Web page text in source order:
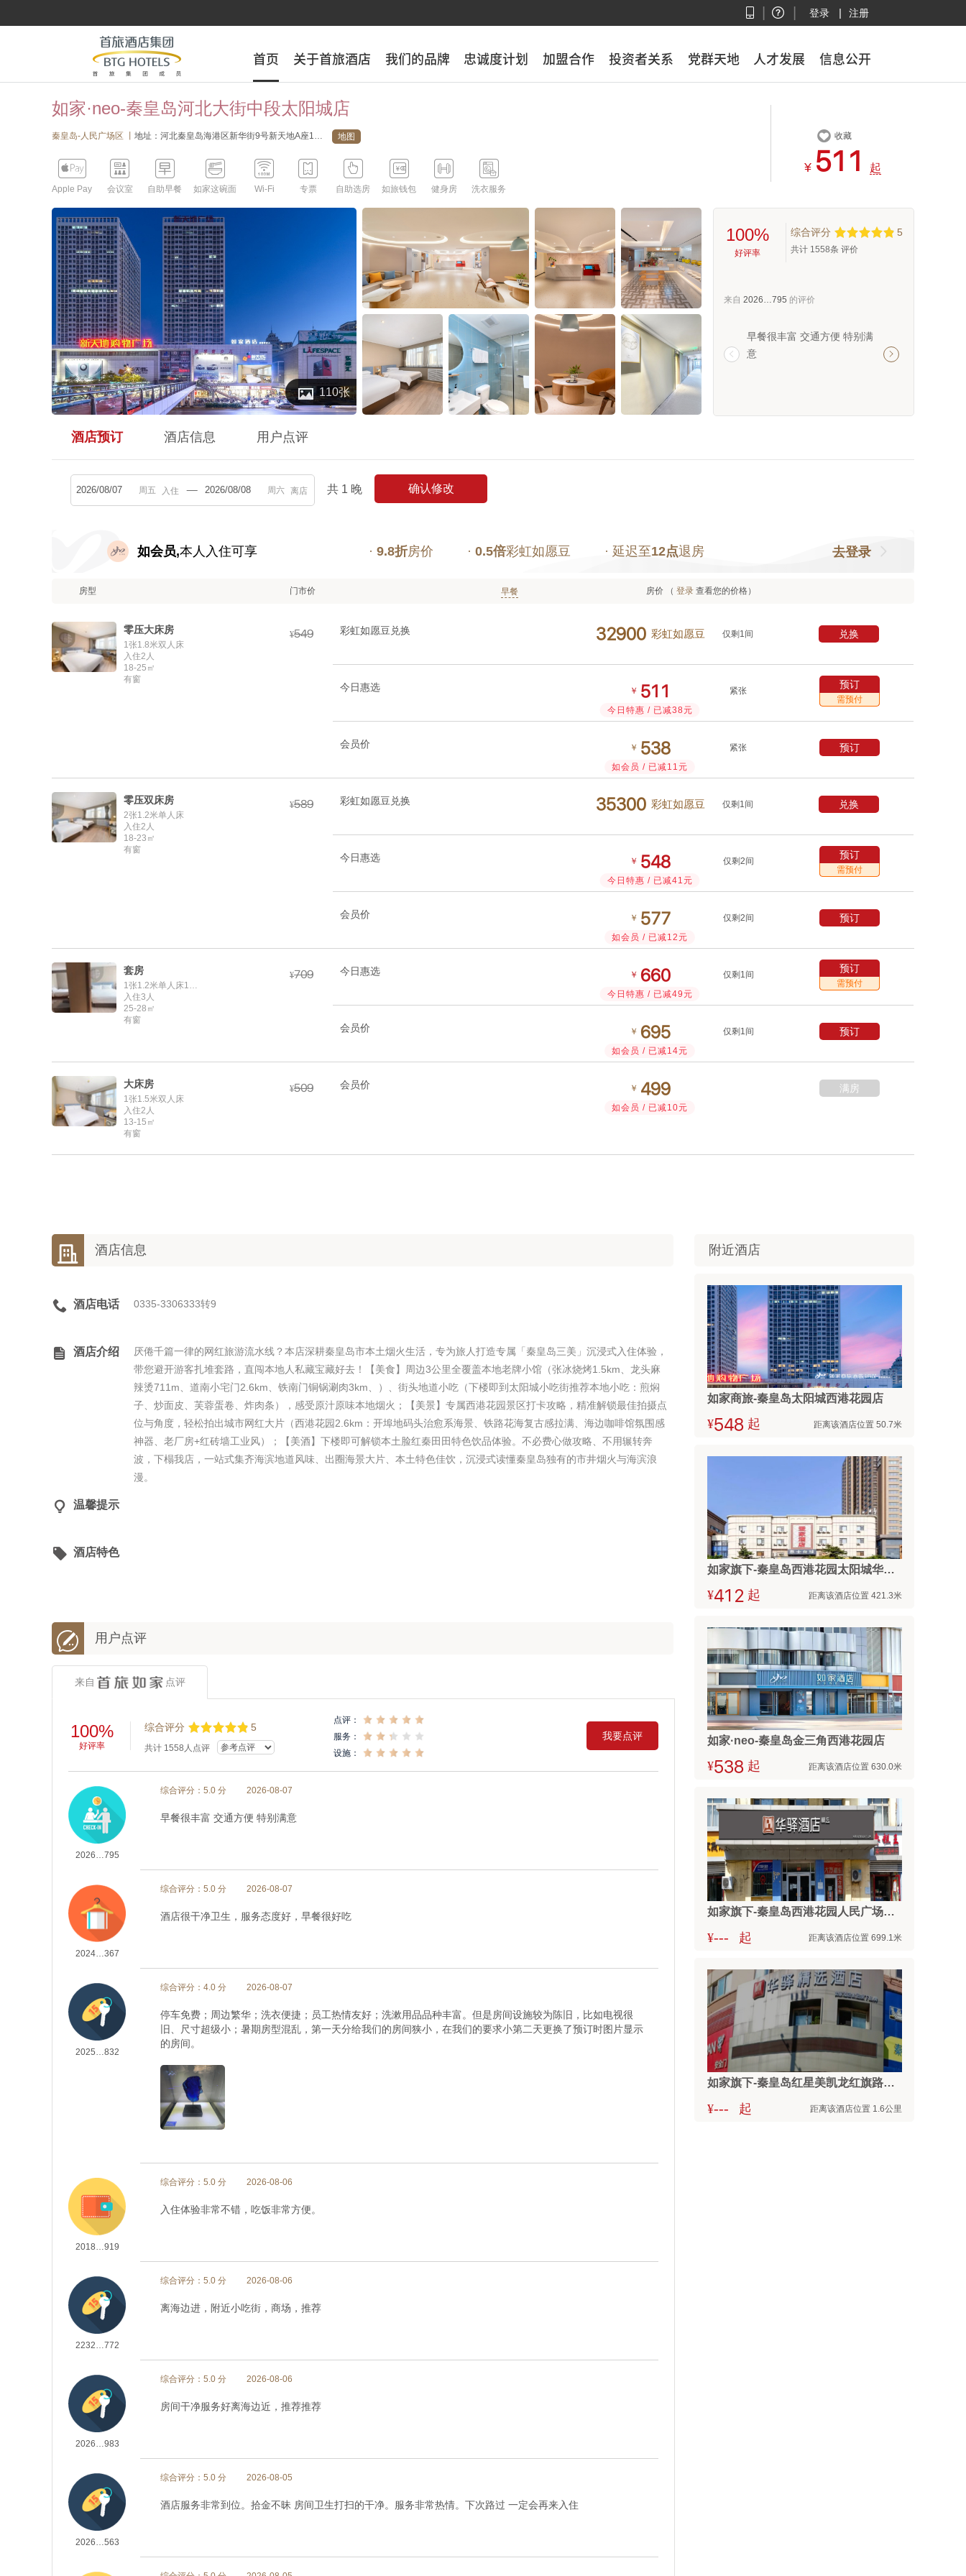
登录 | 注册
首页 关于首旅酒店 我们的品牌 忠诚度计划 加盟合作 投资者关系 党群天地 人才发展 信息公开
首页 关于首旅酒店 我们的品牌 忠诚度计划 加盟合作 投资者关系 党群天地 人才发展 信息公开
如家·neo-秦皇岛河北大街中段太阳城店
秦皇岛-人民广场区 丨 地址：河北秦皇岛海港区新华街9号新天地A座10层 地图

Apple Pay

会议室

自助早餐

如家这碗面

Wi-Fi

专票

自助选房

如旅钱包

健身房

洗衣服务
 收藏
¥   起
 110张
100%
好评率
综合评分 5
共计 1558条 评价
来自 2026…795 的评价

早餐很丰富 交通方便 特别满
意
好，早餐很好吃

酒店预订 酒店信息 用户点评
入住 离店 共 1 晚 确认修改
如会员,本人入住可享 · 9.8折房价 · 0.5倍彩虹如愿豆 · 延迟至12点退房 去登录
房型 门市价 早餐 房价 （ 登录 查看您的价格）
零压大床房
1张1.8米双人床
入住2人
18-25㎡
有窗
¥ 彩虹如愿豆兑换  彩虹如愿豆 仅剩1间 兑换
今日惠选 ￥  
今日特惠 / 已减38元
紧张
预订
需预付
会员价 ￥ 
如会员 / 已减11元
紧张 预订
零压双床房
2张1.2米单人床
入住2人
18-23㎡
有窗
¥ 彩虹如愿豆兑换  彩虹如愿豆 仅剩1间 兑换
今日惠选 ￥ 
今日特惠 / 已减41元
仅剩2间
预订
需预付
会员价 ￥ 
如会员 / 已减12元
仅剩2间 预订
套房
1张1.2米单人床1张1.8米双人床
入住3人
25-28㎡
有窗
¥ 今日惠选 ￥ 
今日特惠 / 已减49元
仅剩1间
预订
需预付
会员价 ￥ 
如会员 / 已减14元
仅剩1间 预订
大床房
1张1.5米双人床
入住2人
13-15㎡
有窗
¥ 会员价 ￥ 
如会员 / 已减10元
满房
 酒店信息
 酒店电话 0335-3306333转9
 酒店介绍
厌倦千篇一律的网红旅游流水线？本店深耕秦皇岛市本土烟火生活，专为旅人打造专属「秦皇岛三美」沉浸式入住体验，
带您避开游客扎堆套路，直闯本地人私藏宝藏好去！【美食】周边3公里全覆盖本地老牌小馆（张冰烧烤1.5km、龙头麻
辣烫711m、道南小宅门2.6km、铁南门铜锅涮肉3km、）、街头地道小吃（下楼即到太阳城小吃街推荐本地小吃：煎焖
子、炒面皮、芙蓉蛋卷、炸肉条），感受原汁原味本地烟火；【美景】专属西港花园景区打卡攻略，精准解锁最佳拍摄点
位与角度，轻松拍出城市网红大片（西港花园2.6km：开埠地码头治愈系海景、铁路花海复古感拉满、海边咖啡馆氛围感
神器、老厂房+红砖墙工业风）；【美酒】下楼即可解锁本土脸红秦田田特色饮品体验。不必费心做攻略、不用辗转奔
波，下榻我店，一站式集齐海滨地道风味、出圈海景大片、本土特色佳饮，沉浸式读懂秦皇岛独有的市井烟火与海滨浪
漫。
 温馨提示
 酒店特色
 用户点评
来自 点评
100%
好评率
综合评分 5
共计 1558 人点评
点评：
服务：
设施：
我要点评
2026…795
综合评分：5.0 分 2026-08-07
早餐很丰富 交通方便 特别满意
2024…367
综合评分：5.0 分 2026-08-07
酒店很干净卫生，服务态度好，早餐很好吃
2025…832
综合评分：4.0 分 2026-08-07
停车免费；周边繁华；洗衣便捷；员工热情友好；洗漱用品品种丰富。但是房间设施较为陈旧，比如电视很
旧、尺寸超级小；暑期房型混乱，第一天分给我们的房间狭小，在我们的要求小第二天更换了预订时图片显示
的房间。
2018…919
综合评分：5.0 分 2026-08-06
入住体验非常不错，吃饭非常方便。
2232…772
综合评分：5.0 分 2026-08-06
离海边进，附近小吃街，商场，推荐
2026…983
综合评分：5.0 分 2026-08-06
房间干净服务好离海边近，推荐推荐
2026…563
综合评分：5.0 分 2026-08-05
酒店服务非常到位。拾金不昧 房间卫生打扫的干净。服务非常热情。下次路过 一定会再来入住
附近酒店
如家商旅-秦皇岛太阳城西港花园店
¥ 起 距离该酒店位置 50.7米
如家旗下-秦皇岛西港花园太阳城华驿酒店
¥  起 距离该酒店位置 421.3米
如家·neo-秦皇岛金三角西港花园店
¥ 起 距离该酒店位置 630.0米
如家旗下-秦皇岛西港花园人民广场华驿精选酒店
¥--- 起 距离该酒店位置 699.1米
如家旗下-秦皇岛红星美凯龙红旗路华驿精选酒店
¥--- 起 距离该酒店位置 1.6公里